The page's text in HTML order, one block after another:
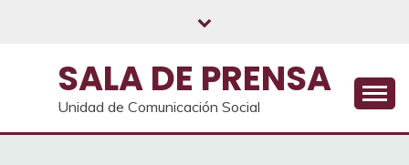
SALA DE PRENSA
Unidad de Comunicación Social